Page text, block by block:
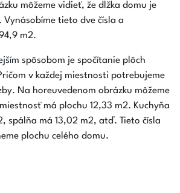
môžeme vidieť, že dĺžka domu je
Vynásobíme tieto dve čísla a
m2.
spôsobom je spočítanie plôch
v každej miestnosti potrebujeme
Na horeuvedenom obrázku môžeme
má plochu 12,33 m2. Kuchyňa
spálňa má 13,02 m2, atď. Tieto čísla
plochu celého domu.